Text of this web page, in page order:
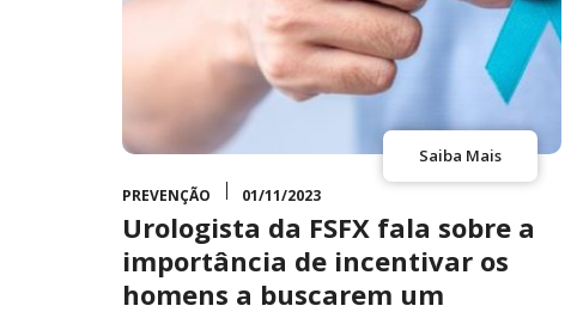
Saiba Mais
PREVENÇÃO 01/11/2023
Urologista da FSFX fala sobre a
importância de incentivar os
homens a buscarem um